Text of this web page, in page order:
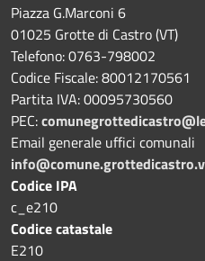
Piazza G.Marconi 6
01025 Grotte di Castro (VT)
Telefono: 0763-798002
Codice Fiscale: 80012170561
Partita IVA: 00095730560
PEC:
Email generale uffici comunali
Codice IPA
c_e210
Codice catastale
E210